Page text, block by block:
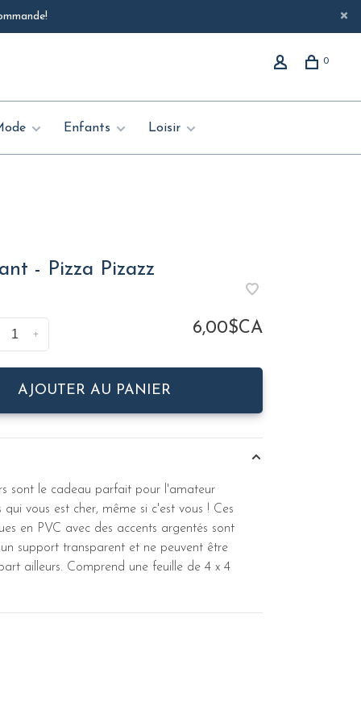
0
Enfants Loisir
- Pizza Pizazz
+ 6,00$CA
AJOUTER AU PANIER
sont le cadeau parfait pour l'amateur
vous est cher, même si c'est vous ! Ces
en PVC avec des accents argentés sont
un support transparent et ne peuvent être
ailleurs. Comprend une feuille de 4 x 4